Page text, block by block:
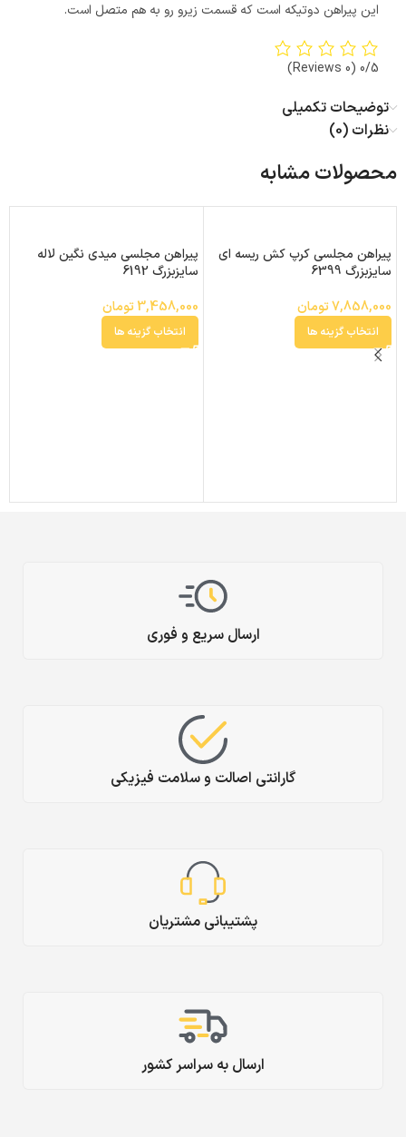
این پیراهن دوتیکه است که قسمت زیرو رو به هم متصل است.
0/5
(0 Reviews)
توضیحات تکمیلی
نظرات (0)
محصولات مشابه
پیراهن مجلسی کرپ کش ریسه ای
سایزبزرگ 6399
7,858,000تومان
انتخاب گزینه ها
پیراهن مجلسی میدی نگین لاله
سایزبزرگ 6192
3,458,000تومان
انتخاب گزینه ها
ارسال سریع و فوری
گارانتی اصالت و سلامت فیزیکی
پشتیبانی مشتریان
ارسال به سراسر کشور